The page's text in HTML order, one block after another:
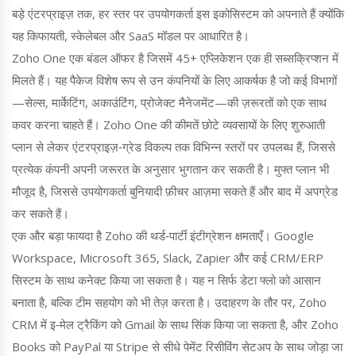
बड़े एंटरप्राइज़ तक, हर स्तर पर उपयोगकर्ता इस इकोसिस्टम को अपनाते हैं क्योंकि
यह किफायती, स्केलेबल और SaaS मॉडल पर आधारित है।
Zoho One एक बंडल ऑफर है जिसमें 45+ एप्लिकेशन एक ही सब्सक्रिप्शन में
मिलते हैं। यह पैकेज विशेष रूप से उन कंपनियों के लिए आकर्षक है जो कई विभागों
—सेल्स, मार्केटिंग, अकाउंटिंग, प्रोजेक्ट मैनेजमेंट—की ज़रूरतों को एक साथ
कवर करना चाहते हैं। Zoho One की कीमतें छोटे व्यवसायों के लिए शुरुआती
प्लान से लेकर एंटरप्राइज़‑ग्रेड विकल्प तक विभिन्न स्तरों पर उपलब्ध हैं, जिससे
प्रत्येक कंपनी अपनी जरूरत के अनुसार भुगतान कर सकती है। मुफ्त प्लान भी
मौजूद है, जिससे उपयोगकर्ता बुनियादी फ़ीचर आज़मा सकते हैं और बाद में अपग्रेड
कर सकते हैं।
एक और बड़ा फायदा है Zoho की थर्ड‑पार्टी इंटीग्रेशन क्षमताएँ। Google
Workspace, Microsoft 365, Slack, Zapier और कई CRM/ERP
सिस्टम के साथ कनेक्ट किया जा सकता है। यह न सिर्फ डेटा फ्लो को आसान
बनाता है, बल्कि टीम सहयोग को भी तेज़ करता है। उदाहरण के तौर पर, Zoho
CRM में इ‑मेल ट्रैकिंग को Gmail के साथ सिंक किया जा सकता है, और Zoho
Books को PayPal या Stripe से सीधे पेमेंट रिसीविंग सेटअप के साथ जोड़ा जा